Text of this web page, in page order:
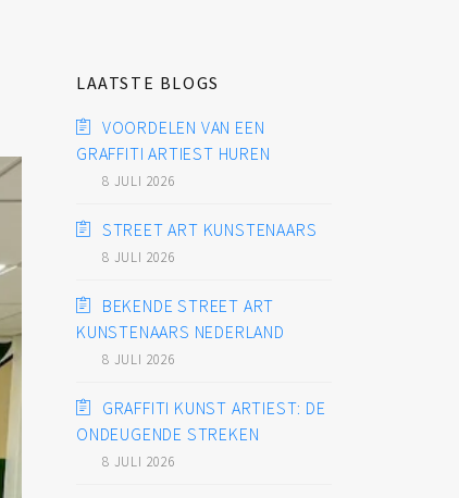
LAATSTE BLOGS
VOORDELEN VAN EEN
GRAFFITI ARTIEST HUREN
8 JULI 2026
STREET ART KUNSTENAARS
8 JULI 2026
BEKENDE STREET ART
KUNSTENAARS NEDERLAND
8 JULI 2026
GRAFFITI KUNST ARTIEST: DE
ONDEUGENDE STREKEN
8 JULI 2026